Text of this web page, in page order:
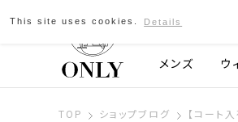
京都発のスーツ
メンズ ウ
TOP ショップブログ 【コート
This site uses cookies. Details